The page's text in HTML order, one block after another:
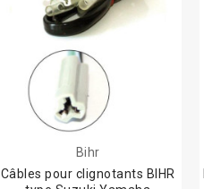
Bihr
Câbles pour clignotants BIHR